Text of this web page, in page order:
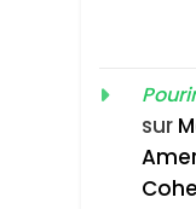
sur